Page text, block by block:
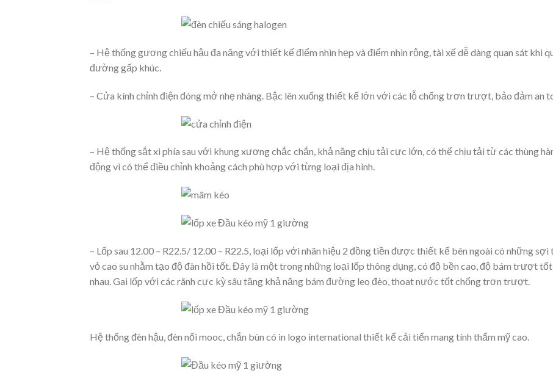
– Hệ thống gương chiếu hậu đa năng với thiết kế điểm nhìn hẹp và điểm nhìn rộng, tài xế dễ dàng quan sát khi
đường gấp khúc.
– Cửa kính chỉnh điện đóng mở nhẹ nhàng. Bậc lên xuống thiết kế lớn với các lỗ chống trơn trượt, bảo đảm an
– Hệ thống sắt xi phía sau với khung xương chắc chắn, khả năng chịu tải cực lớn, có thể chịu tải từ các thùng
động vì có thể điều chỉnh khoảng cách phù hợp với từng loại địa hình.
– Lốp sau 12.00 – R22.5/ 12.00 – R22.5, loại lốp với nhãn hiệu 2 đồng tiền được thiết kế bên ngoài có những
vỏ cao su nhằm tạo độ đàn hồi tốt. Đây là một trong những loại lốp thông dụng, có độ bền cao, độ bám trượt
nhau. Gai lốp với các rãnh cực kỳ sâu tăng khả năng bám đường leo đèo, thoat nước tốt chống trơn trượt.
Hệ thống đèn hậu, đèn nối mooc, chắn bùn có in logo international thiết kế cải tiến mang tính thẩm mỹ cao.